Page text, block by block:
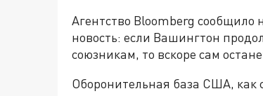
Агентство Bloomberg
новость: если Вашингтон
союзникам, то вскоре сам
Оборонительная база США, как